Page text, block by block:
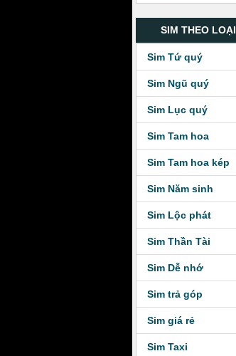
SIM THEO LOẠI
Sim Tứ quý
Sim Ngũ quý
Sim Lục quý
Sim Tam hoa
Sim Tam hoa kép
Sim Năm sinh
Sim Lộc phát
Sim Thần Tài
Sim Dễ nhớ
Sim trả góp
Sim giá rẻ
Sim Taxi